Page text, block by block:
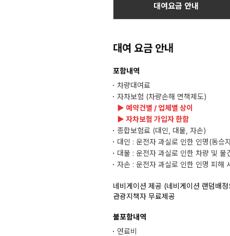
대여요금 안내
대여 요금 안내
포함내역
차량대여료
자차보험 (차량손해 면책제도)
▶ 예약건별 / 업체별 상이
▶ 자차보험 가입자 한함
종합보험료 (대인, 대물, 자손)
대인 : 운전자 과실로 인한 인명(동승
대물 : 운전자 과실로 인한 차량 및 물
자손 : 운전자 과실로 인한 인명 피해
네비게이션 제공 (네비게이션 랜덤배
관광지책자 무료제공
불포함내역
연료비